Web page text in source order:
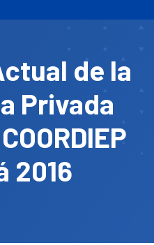
de la
Privada
2016